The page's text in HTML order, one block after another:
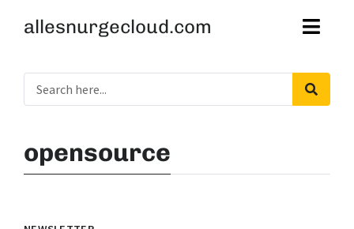
allesnurgecloud.com
opensource